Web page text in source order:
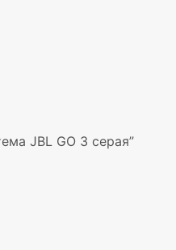
JBL GO 3 серая”